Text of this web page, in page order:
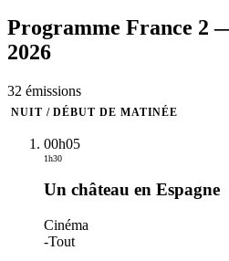
Programme France 2
2026
32 émissions
NUIT / DÉBUT DE MATINÉE
00h05
1h30
Un château en Espagne
Cinéma
-Tout